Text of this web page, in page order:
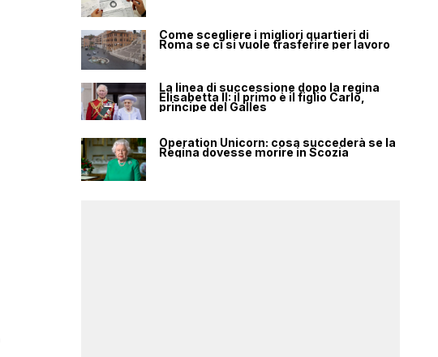
Come scegliere i migliori quartieri di
Roma se ci si vuole trasferire per lavoro
La linea di successione dopo la regina
Elisabetta II: il primo è il figlio Carlo,
principe del Galles
Operation Unicorn: cosa succederà se la
Regina dovesse morire in Scozia